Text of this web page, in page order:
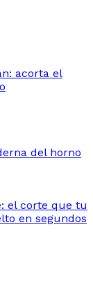
acorta el
del horno
el corte que tu
en segundos